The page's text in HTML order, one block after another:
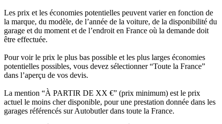
Les prix et les économies potentielles peuvent varier en fonction de
la marque, du modèle, de l’année de la voiture, de la disponibilité du
garage et du moment et de l’endroit en France où la demande doit
être effectuée.
Pour voir le prix le plus bas possible et les plus larges économies
potentielles possibles, vous devez sélectionner “Toute la France”
dans l’aperçu de vos devis.
La mention “À PARTIR DE XX €” (prix minimum) est le prix
actuel le moins cher disponible, pour une prestation donnée dans les
garages référencés sur Autobutler dans toute la France.